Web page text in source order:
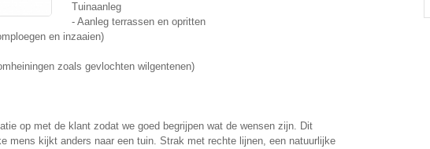
Tuinaanleg
- Aanleg terrassen en opritten
en inzaaien)
zoals gevlochten wilgentenen)
op met de klant zodat we goed begrijpen wat de wensen zijn. Dit
mens kijkt anders naar een tuin. Strak met rechte lijnen, een natuurlijke